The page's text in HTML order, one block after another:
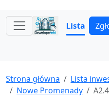
Lista
Strona główna Lista
Nowe Promenady